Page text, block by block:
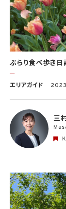
ぶらり食べ歩き
エリアガイド
三